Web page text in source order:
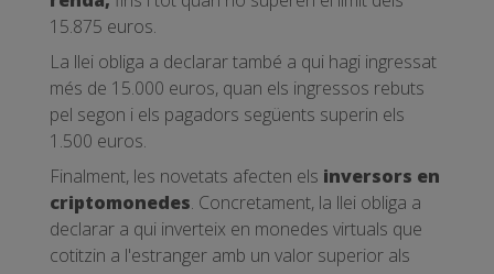
15.875 euros.
La llei obliga a declarar també a qui hagi ingressat
més de 15.000 euros, quan els ingressos rebuts
pel segon i els pagadors següents superin els
1.500 euros.
Finalment, les novetats afecten els inversors en
criptomonedes. Concretament, la llei obliga a
declarar a qui inverteix en monedes virtuals que
cotitzin a l'estranger amb un valor superior als